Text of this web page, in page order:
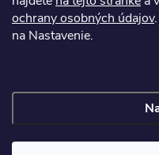
ochrany osobných údajov
na Nastavenie.
Copyright 2026